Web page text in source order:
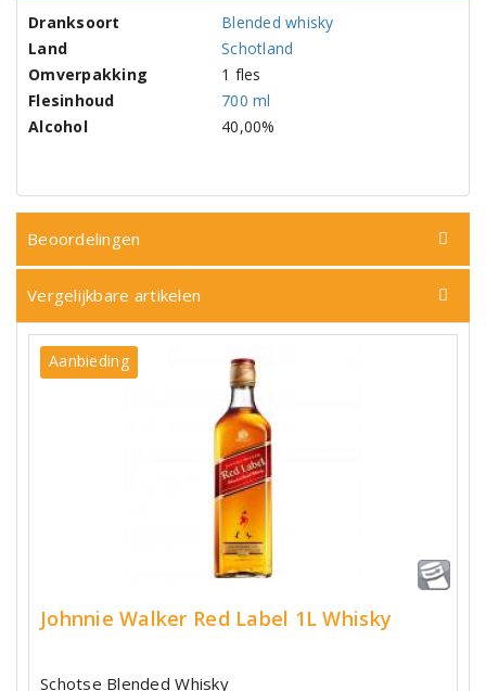
Dranksoort
Blended whisky
Land
Schotland
Omverpakking
1 fles
Flesinhoud
700 ml
Alcohol
40,00%
Beoordelingen
Vergelijkbare artikelen
Aanbieding
Johnnie Walker Red Label 1L Whisky
Schotse Blended Whisky